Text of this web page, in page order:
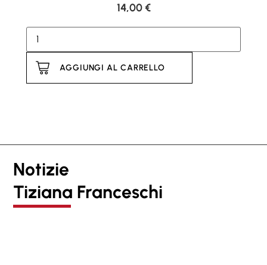
14,00€
AGGIUNGI AL CARRELLO
Notizie
Tiziana Franceschi